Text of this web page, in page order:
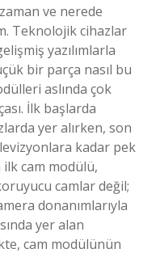
ve nerede
Teknolojik cihazlar
yazılımlarla
bir parça nasıl bu
aslında çok
İlk başlarda
yer alırken, son
kadar pek
ilk cam modülü,
camlar değil;
donanımlarıyla
yer alan
cam modülünün